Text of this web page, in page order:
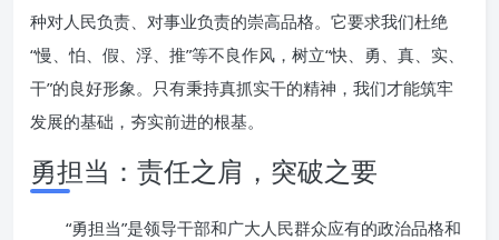
种对人民负责、对事业负责的崇高品格。它要求我们杜绝
“慢、怕、假、浮、推”等不良作风，树立“快、勇、真、实、
干”的良好形象。只有秉持真抓实干的精神，我们才能筑牢
发展的基础，夯实前进的根基。
勇担当：责任之肩，突破之要
“勇担当”是领导干部和广大人民群众应有的政治品格和